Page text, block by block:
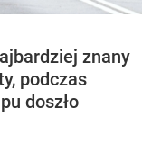
znany
podczas
doszło